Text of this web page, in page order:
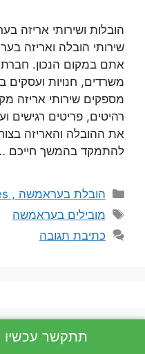
הובלות ושירותי
שירותי הובלה ואריזה
אתם במקום הנכון.
משרדים, חנויות ועסקים
מספקים שירותי אריזה
רהיטים, פריטים רגישים
את ההובלה והאריזה
להתמקד בהמשך חייכם
קטגוריות
הובלת בעראמשה , packaging services
תגיות
מובילים בעראמשה
כתיבת תגובה
055-966-4096 - תתקשר עכשיו